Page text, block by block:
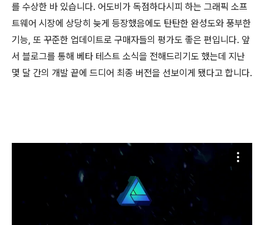
를 수상한 바 있습니다. 어도비가 독점하다시피 하는 그래픽 소프
트웨어 시장에 상당히 늦게 등장했음에도 탄탄한 완성도와 풍부한
기능, 또 꾸준한 업데이트로 구매자들의 평가도 좋은 편입니다. 앞
서 블로그를 통해 베타 테스트 소식을 전해드리기도 했는데 지난
몇 달 간의 개발 끝에 드디어 최종 버전을 선보이게 됐다고 합니다.